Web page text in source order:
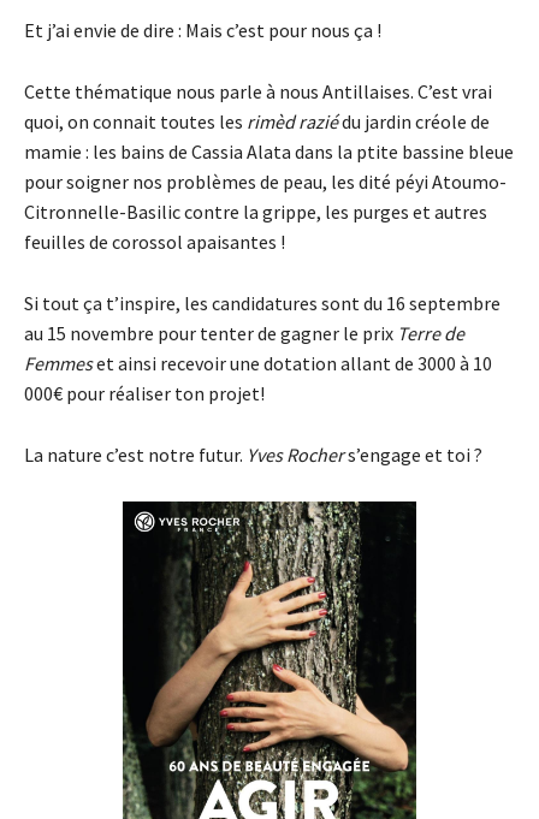
Et j’ai envie de dire : Mais c’est pour nous ça !
Cette thématique nous parle à nous Antillaises. C’est vrai
quoi, on connait toutes les rimèd raziédu jardin créole de
mamie : les bains de Cassia Alata dans la ptite bassine bleue
pour soigner nos problèmes de peau, les dité péyi Atoumo-
Citronnelle-Basilic contre la grippe, les purges et autres
feuilles de corossol apaisantes !
Si tout ça t’inspire, les candidatures sont du 16 septembre
au 15 novembre pour tenter de gagner le prix Terre de
Femmeset ainsi recevoir une dotation allant de 3000 à 10
000€ pour réaliser ton projet!
La nature c’est notre futur. Yves Rochers’engage et toi ?